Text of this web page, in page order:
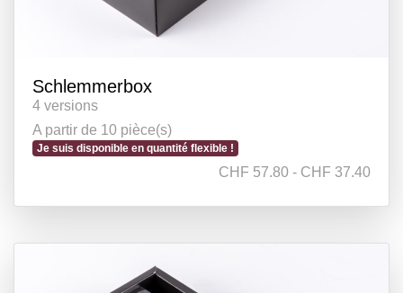
Schlemmerbox
4 versions
A partir de 10 pièce(s)
Je suis disponible en quantité flexible !
CHF 57.80 - CHF 37.40